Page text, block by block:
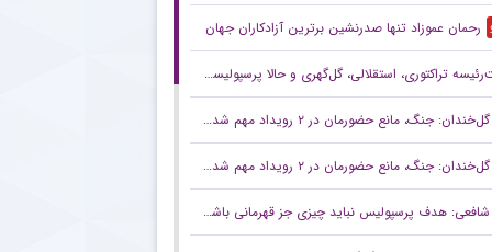
رحمان عموزاد تنها صدرنشین برترین آزادکاران جهان
تراکتوری، استقلالی، گل‌گهری و حالا پرسپولیسی! انتصاب‌های عجیب در باشگاه‌های خاص؛ فدراسیون حتما جوابگو باشد
گل‌خندان: جنگ، مانع حضورمان در ۲ رویداد مهم شد/ با قدرت برای بازی‌های آسیایی و سهمیه المپیک می‌جنگیم
گل‌خندان: جنگ، مانع حضورمان در ۲ رویداد مهم شد/ با قدرت برای بازی‌های آسیایی و سهمیه المپیک می‌جنگیم
شافعی: هدف پرسپولیس نباید چیزی جز قهرمانی باشد/ برای جام ملت‌ها باید از برخی چهره‌ها عبور کنیم